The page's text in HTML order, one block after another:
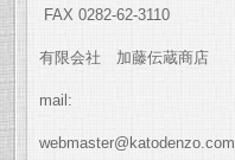
FAX 0282-62-3110
有限会社 加藤伝蔵商店
mail:
webmaster@katodenzo.com